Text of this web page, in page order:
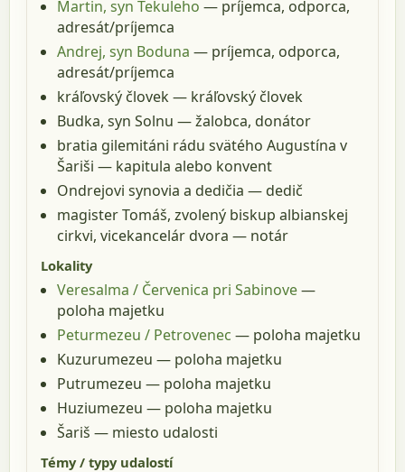
Martin, syn Tekuleho — príjemca, odporca,
adresát/príjemca
Andrej, syn Boduna — príjemca, odporca,
adresát/príjemca
kráľovský človek— kráľovský človek
Budka, syn Solnu — žalobca, donátor
bratia gilemitáni rádu svätého Augustína v
Šariši — kapitula alebo konvent
Ondrejovi synovia a dedičia — dedič
magister Tomáš, zvolený biskup albianskej
cirkvi, vicekancelár dvora — notár
Lokality
Veresalma / Červenica pri Sabinove—
poloha majetku
Peturmezeu / Petrovenec — poloha majetku
Kuzurumezeu — poloha majetku
Putrumezeu — poloha majetku
Huziumezeu — poloha majetku
Šariš — miesto udalosti
Témy / typy udalostí